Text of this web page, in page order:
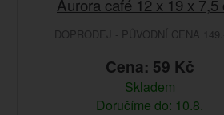
Aurora café 12 x 19 x 7,5
DOPRODEJ - PŮVODNÍ CENA
Cena: 59 Kč
Skladem
Doručíme do: 10.8.